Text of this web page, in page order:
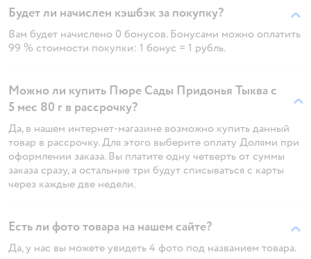
Будет ли начислен кэшбэк за покупку?
Вам будет начислено 0 бонусов. Бонусами можно оплатить
99 % стоимости покупки: 1 бонус = 1 рубль.
Можно ли купить Пюре Сады Придонья Тыква с
5 мес 80 г в рассрочку?
Да, в нашем интернет-магазине возможно купить данный
товар в рассрочку. Для этого выберите оплату Долями при
оформлении заказа. Вы платите одну четверть от суммы
заказа сразу, а остальные три будут списываться с карты
через каждые две недели.
Есть ли фото товара на нашем сайте?
Да, у нас вы можете увидеть 4 фото под названием товара.